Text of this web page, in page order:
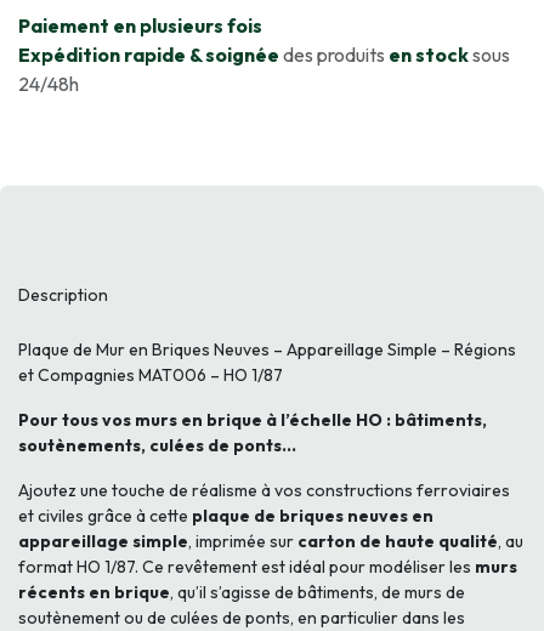
​Paiement en plusieurs fois
Expédition rapide & soignée des produits en stocksous
24/48h
Description
Plaque de Mur en Briques Neuves – Appareillage Simple – Régions
et Compagnies MAT006 – HO 1/87
Pour tous vos murs en brique à l’échelle HO : bâtiments,
soutènements, culées de ponts…
Ajoutez une touche de réalisme à vos constructions ferroviaires
et civiles grâce à cette plaque de briques neuves en
appareillage simple, imprimée sur carton de haute qualité, au
format HO 1/87. Ce revêtement est idéal pour modéliser les murs
récents en brique, qu’il s’agisse de bâtiments, de murs de
soutènement ou de culées de ponts, en particulier dans les